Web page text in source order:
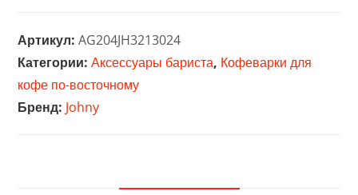
кофе
по-
турецки
18,5
Артикул:AG204JH3213024
Категории:Аксессуары бариста, Кофеварки для
кофе по-восточному
Бренд: Johny